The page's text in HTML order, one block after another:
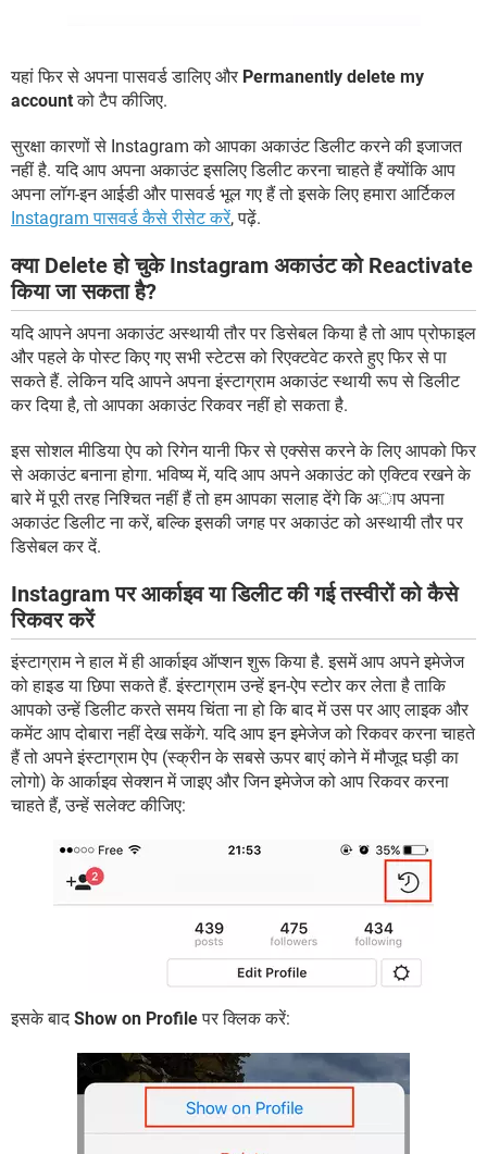
यहां फिर से अपना पासवर्ड डालिए और Permanently delete my
accountको टैप कीजिए.
सुरक्षा कारणों से Instagram को आपका अकाउंट डिलीट करने की इजाजत
नहीं है. यदि आप अपना अकाउंट इसलिए डिलीट करना चाहते हैं क्योंकि आप
अपना लॉग-इन आईडी और पासवर्ड भूल गए हैं तो इसके लिए हमारा आर्टिकल
Instagram पासवर्ड कैसे रीसेट करें, पढ़ें.
क्या Delete हो चुके Instagram अकाउंट को Reactivate
किया जा सकता है?
यदि आपने अपना अकाउंट अस्थायी तौर पर डिसेबल किया है तो आप प्रोफाइल
और पहले के पोस्ट किए गए सभी स्टेटस को रिएक्टवेट करते हुए फिर से पा
सकते हैं. लेकिन यदि आपने अपना इंस्टाग्राम अकाउंट स्थायी रूप से डिलीट
कर दिया है, तो आपका अकाउंट रिकवर नहीं हो सकता है.
इस सोशल मीडिया ऐप को रिगेन यानी फिर से एक्सेस करने के लिए आपको फिर
से अकाउंट बनाना होगा. भविष्य में, यदि आप अपने अकाउंट को एक्टिव रखने के
बारे में पूरी तरह निश्चित नहीं हैं तो हम आपका सलाह देंगे कि अाप अपना
अकाउंट डिलीट ना करें, बल्कि इसकी जगह पर अकाउंट को अस्थायी तौर पर
डिसेबल कर दें.
Instagram पर आर्काइव या डिलीट की गई तस्वीरों को कैसे
रिकवर करें
इंस्टाग्राम ने हाल में ही आर्काइव ऑप्शन शुरू किया है. इसमें आप अपने इमेजेज
को हाइड या छिपा सकते हैं. इंस्टाग्राम उन्हें इन-ऐप स्टोर कर लेता है ताकि
आपको उन्हें डिलीट करते समय चिंता ना हो कि बाद में उस पर आए लाइक और
कमेंट आप दोबारा नहीं देख सकेंगे. यदि आप इन इमेजेज को रिकवर करना चाहते
हैं तो अपने इंस्टाग्राम ऐप (स्क्रीन के सबसे ऊपर बाएं कोने में मौजूद घड़ी का
लोगो) के आर्काइव सेक्शन में जाइए और जिन इमेजेज को आप रिकवर करना
चाहते हैं, उन्हें सलेक्ट कीजिए:
इसके बादShow on Profileपर क्लिक करें: